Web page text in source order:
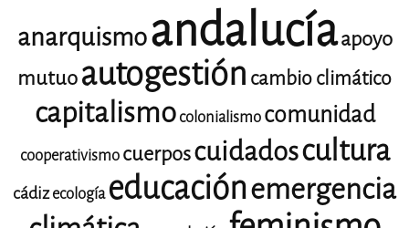
anarquismoandalucíaapoyo
mutuoautogestión cambio climático
capitalismocolonialismocomunidad
cooperativismocuerposcuidadoscultura
cádizecología educaciónemergencia